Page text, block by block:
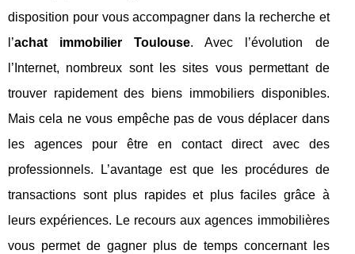
disposition pour vous accompagner dans la recherche et
l’achat immobilier Toulouse. Avec l’évolution de
l’Internet, nombreux sont les sites vous permettant de
trouver rapidement des biens immobiliers disponibles.
Mais cela ne vous empêche pas de vous déplacer dans
les agences pour être en contact direct avec des
professionnels. L’avantage est que les procédures de
transactions sont plus rapides et plus faciles grâce à
leurs expériences. Le recours aux agences immobilières
vous permet de gagner plus de temps concernant les